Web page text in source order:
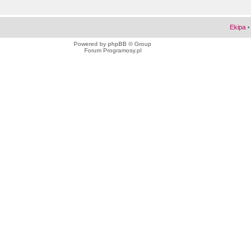
Ekipa •
Powered by phpBB © Group
Forum Programosy.pl